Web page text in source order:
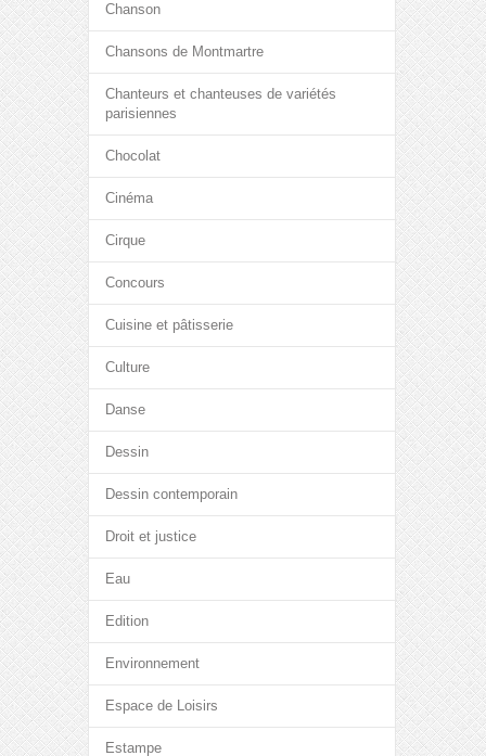
Chanson
Chansons de Montmartre
Chanteurs et chanteuses de variétés
parisiennes
Chocolat
Cinéma
Cirque
Concours
Cuisine et pâtisserie
Culture
Danse
Dessin
Dessin contemporain
Droit et justice
Eau
Edition
Environnement
Espace de Loisirs
Estampe